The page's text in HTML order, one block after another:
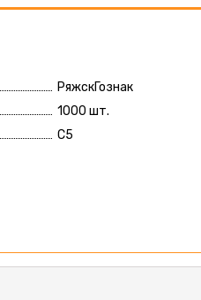
РяжскГознак
1000 шт.
C5